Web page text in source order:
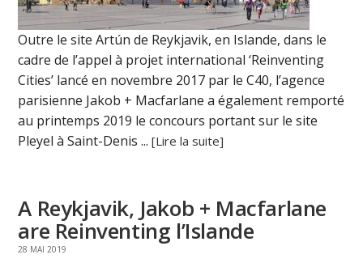
Outre le site Artún de Reykjavik, en Islande, dans le
cadre de l’appel à projet international ‘Reinventing
Cities’ lancé en novembre 2017 par le C40, l’agence
parisienne Jakob + Macfarlane a également remporté
au printemps 2019 le concours portant sur le site
Pleyel à Saint-Denis ...[Lire la suite]
A Reykjavik, Jakob + Macfarlane
are Reinventing l’Islande
28 MAI 2019